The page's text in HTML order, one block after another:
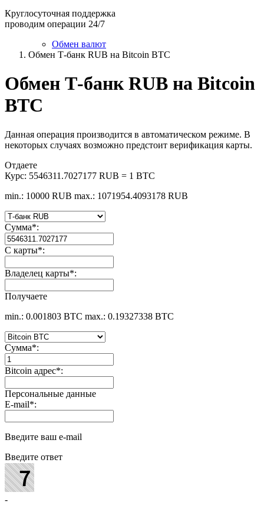
Круглосуточная поддержка
проводим операции 24/7
Обмен валют
Обмен Т-банк RUB на Bitcoin BTC
Обмен Т-банк RUB на Bitcoin
BTC
Данная операция производится в автоматическом режиме. В
некоторых случаях возможно предстоит верификация карты.
Отдаете
Курс: 5546311.7027177 RUB = 1 BTC
min.: 10000 RUB max.: 1071954.4093178 RUB
Сумма*:
С карты*:
Владелец карты*:
Получаете
min.: 0.001803 BTC max.: 0.19327338 BTC
Сумма*:
Bitcoin адрес*:
Персональные данные
E-mail*:
Введите ваш e-mail
Введите ответ
-